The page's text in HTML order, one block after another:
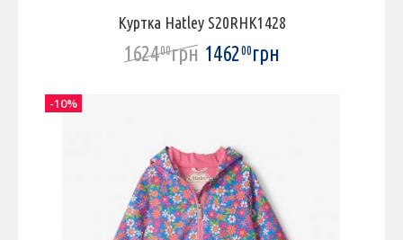
Куртка Hatley S20RHK1428
162400грн 146200грн
-10%